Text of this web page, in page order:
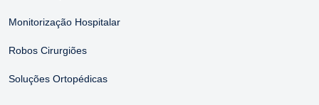
Monitorização Hospitalar
Robos Cirurgiões
Soluções Ortopédicas